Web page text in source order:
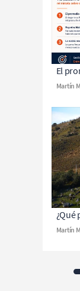
El
Martín
¿Qué
Martín